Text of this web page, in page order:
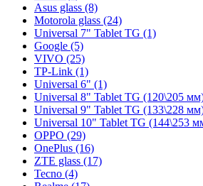
Asus glass (8)
Motorola glass (24)
Universal 7" Tablet TG (1)
Google (5)
VIVO (25)
TP-Link (1)
Universal 6" (1)
Universal 8" Tablet TG (120\205
Universal 9" Tablet TG (133\228
Universal 10" Tablet TG (144\253
OPPO (29)
OnePlus (16)
ZTE glass (17)
Tecno (4)